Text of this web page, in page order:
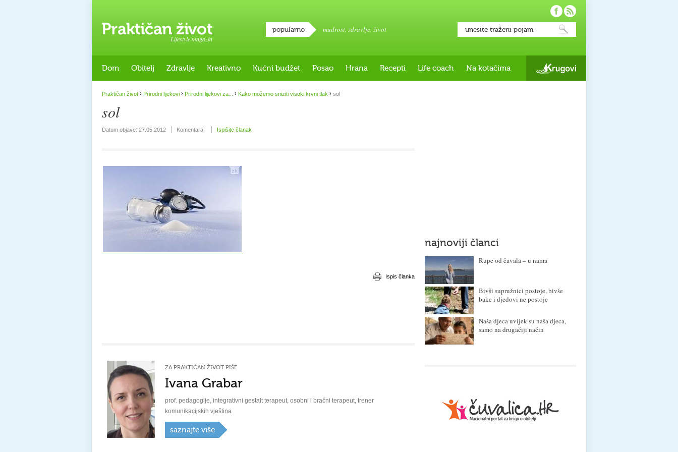
Lifestyle magazin
popularno mudrost, zdravlje, život
Dom Obitelj Zdravlje Kreativno Kućni budžet Posao Hrana Recepti Life coach Na kotačima
Praktičan život › Prirodni lijekovi › Prirodni lijekovi za... › Kako možemo sniziti visoki krvni tlak › sol
sol
Datum objave: 27.05.2012 Komentara: Ispišite članak
Ispis članka
ZA PRAKTIČAN ŽIVOT PIŠE
Ivana Grabar
prof. pedagogije, integrativni gestalt terapeut, osobni i bračni terapeut, trener
komunikacijskih vještina
saznajte više
najnoviji članci
Rupe od čavala – u nama
Bivši supružnici postoje, bivše
bake i djedovi ne postoje
Naša djeca uvijek su naša djeca,
samo na drugačiji način